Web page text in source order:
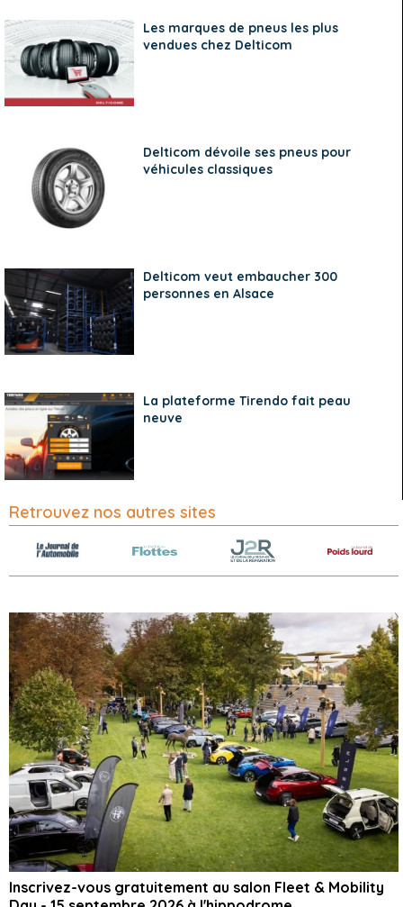
Les marques de pneus les plus
vendues chez Delticom
Delticom dévoile ses pneus pour
véhicules classiques
Delticom veut embaucher 300
personnes en Alsace
La plateforme Tirendo fait peau
neuve
Retrouvez nos autres sites
Inscrivez-vous gratuitement au salon Fleet & Mobility